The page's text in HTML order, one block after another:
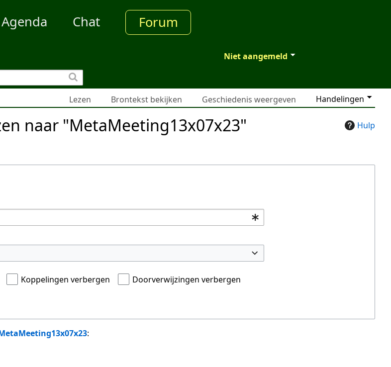
Agenda Chat Forum
Niet aangemeld
Handelingen
Lezen Brontekst bekijken Geschiedenis weergeven
Hulp
naar "MetaMeeting13x07x23"
Koppelingen verbergen Doorverwijzingen verbergen
: